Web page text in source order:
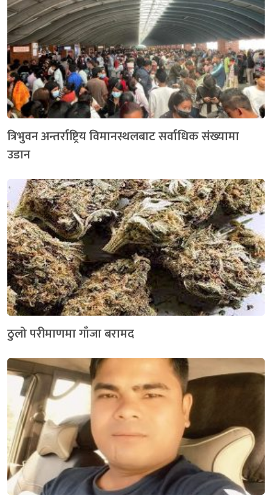
त्रिभुवन अन्तर्राष्ट्रिय विमानस्थलबाट सर्वाधिक संख्यामा
उडान
ठुलो परीमाणमा गाँजा बरामद